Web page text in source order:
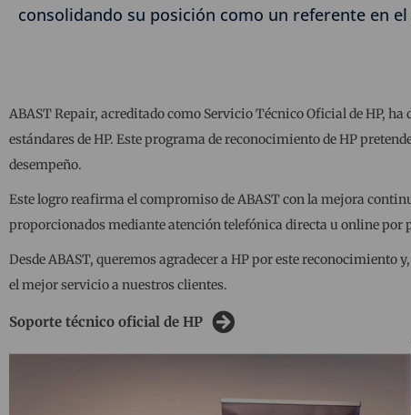
consolidando su posición como un referente en
ABAST Repair, acreditado como Servicio Técnico Oficial de HP,
estándares de HP. Este programa de reconocimiento de HP
desempeño.
Este logro reafirma el compromiso de ABAST con la mejora
proporcionados mediante atención telefónica directa u online por
Desde ABAST, queremos agradecer a HP por este
el mejor servicio a nuestros clientes.
Soporte técnico oficial de HP